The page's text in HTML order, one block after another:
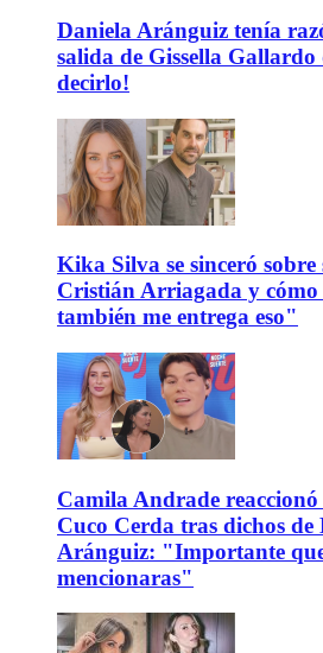
Daniela Aránguiz tenía
salida de Gissella Gallardo
decirlo!
Kika Silva se sinceró sobre
Cristián Arriagada y
también me entrega eso"
Camila Andrade
Cuco Cerda tras dichos de
Aránguiz: "Importante
mencionaras"